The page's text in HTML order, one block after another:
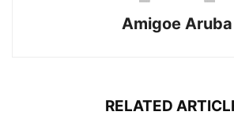
Amigoe Aruba
RELATED